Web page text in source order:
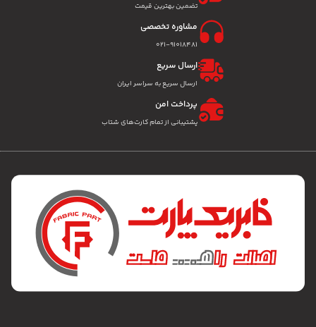
تضمین بهترین قیمت
مشاوره تخصصی
۰۲۱-91018481
ارسال سریع
ارسال سریع به سراسر ایران
پرداخت امن
پشتیبانی از تمام کارت‌های شتاب